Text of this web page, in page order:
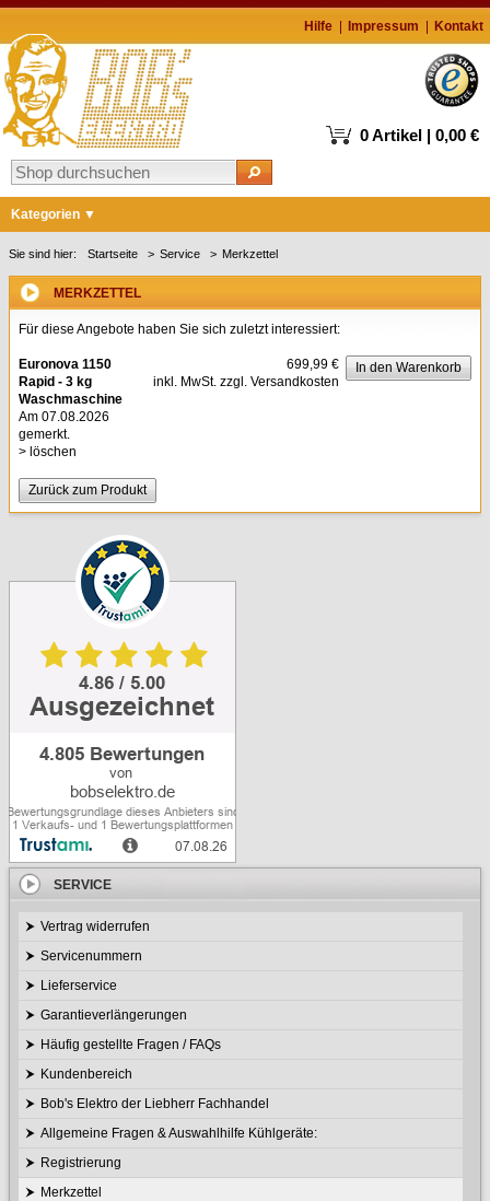
Hilfe Impressum Kontakt
0 Artikel | 0,00 €
Kategorien
Markenshops
Waschen & Trocknen
Kochen & Backen
Kaffee
Staubsauger
Kleingeräte & Sonstiges
Sie sind hier: Startseite Service Merkzettel
MERKZETTEL
Für diese Angebote haben Sie sich zuletzt interessiert:
Euronova 1150
Rapid - 3 kg
Waschmaschine
Am 07.08.2026
gemerkt.
> löschen
699,99 €
inkl. MwSt. zzgl. Versandkosten
In den Warenkorb
Zurück zum Produkt
SERVICE
Vertrag widerrufen
Servicenummern
Lieferservice
Garantieverlängerungen
Häufig gestellte Fragen / FAQs
Kundenbereich
Bob's Elektro der Liebherr Fachhandel
Allgemeine Fragen & Auswahlhilfe Kühlgeräte:
Registrierung
Merkzettel